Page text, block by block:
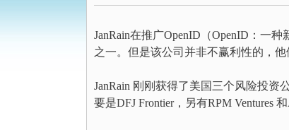
JanRain在推广OpenID（OpenID：一
之一。但是该公司并非不赢利性的，
JanRain 刚刚获得了美国三个风险投资
要是DFJ Frontier，另有RPM Ventures 和